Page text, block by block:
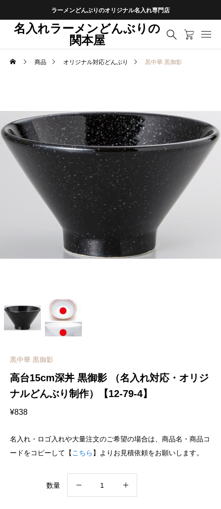
ラーメンどんぶりのオリジナル名入れ専門店
名入れラーメンどんぶりの
関本屋
商品 オリジナル対応どんぶり 黒中華 黒御影
黒中華 黒御影
高台15cm深丼 黒御影 （名入れ対応・オリジ
ナルどんぶり制作）【12-79-4】
¥838
名入れ・ロゴ入れや大量注文のご希望の場合は、商品名・商品コ
ードをコピーして【 こちら 】よりお見積依頼をお願いします。
数量